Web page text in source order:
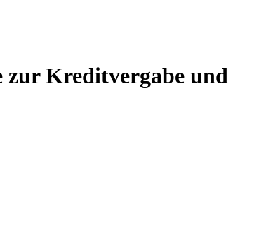
zur Kreditvergabe und